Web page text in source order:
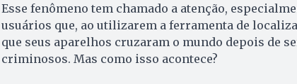
Esse fenômeno tem chamado a atenção,
usuários que, ao utilizarem a ferramenta de
que seus aparelhos cruzaram o mundo depois de
criminosos. Mas como isso acontece?